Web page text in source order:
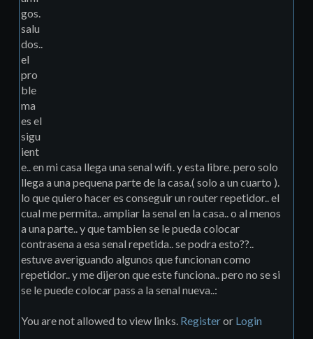
gos.
salu
dos..
el
pro
ble
ma
es el
sigu
ient
e.. en mi casa llega una senal wifi. y esta libre. pero solo
llega a una pequena parte de la casa.( solo a un cuarto ).
lo que quiero hacer es conseguir un router repetidor.. el
cual me permita.. ampliar la senal en la casa.. o al menos
a una parte.. y que tambien se le pueda colocar
contrasena a esa senal repetida.. se podra esto??..
estuve averiguando algunos que funcionan como
repetidor.. y me dijeron que este funciona.. pero no se si
se le puede colocar pass a la senal nueva..:
You are not allowed to view links. Registeror Login